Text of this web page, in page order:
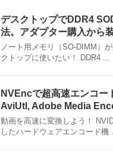
デスクトップでDDR4
法。アダプター購入から
ノート用メモリ（SO-DIMM）
クトップに使いたい！ DDR4 ...
NVEncで超高速エンコー
AviUtl, Adobe Media
動画を高速に変換しよう！
したハードウェアエンコード機